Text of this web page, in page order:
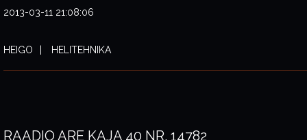
2013-03-11 21:08:06
HEIGO HELITEHNIKA
RAADIO ARE KAJA 40 NR. 14782